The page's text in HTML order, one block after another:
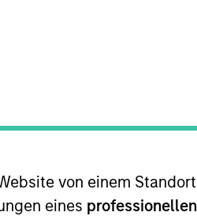
von einem
eines